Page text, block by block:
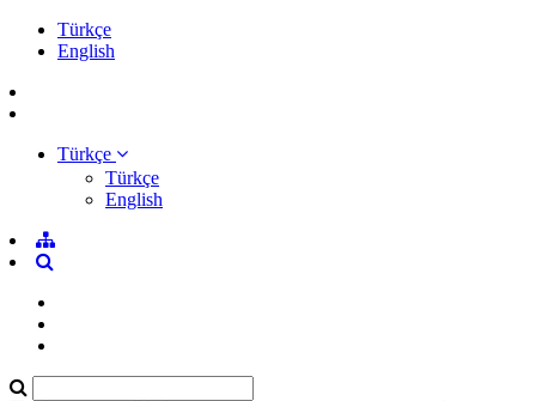
Türkçe
English
Türkçe
Türkçe
English